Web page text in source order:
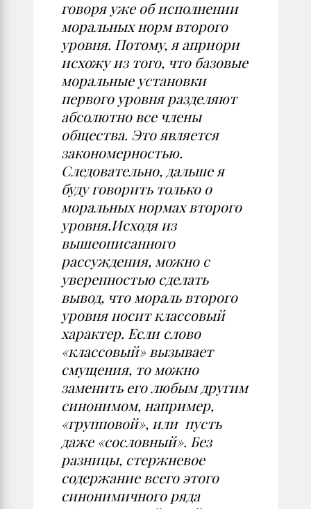
говоря уже об исполнении
моральных норм второго
уровня. Потому, я априори
исхожу из того, что базовые
моральные установки
первого уровня разделяют
абсолютно все члены
общества. Это является
закономерностью.
Следовательно, дальше я
буду говорить только о
моральных нормах второго
уровня.Исходя из
вышеописанного
рассуждения, можно с
уверенностью сделать
вывод, что мораль второго
уровня носит классовый
характер. Если слово
«классовый» вызывает
смущения, то можно
заменить его любым другим
синонимом, например,
«групповой», или пусть
даже «сословный». Без
разницы, стержневое
содержание всего этого
синонимичного ряда